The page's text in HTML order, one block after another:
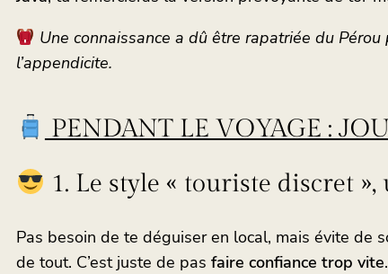
Une connaissance a dû être rapatriée du
l’appendicite.
PENDANT LE VOYAGE :
1. Le style « touriste discret
Pas besoin de te déguiser en local, mais évite de
de tout. C’est juste de pas faire confiance trop vite.